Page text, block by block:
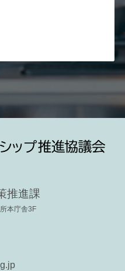
推進課
本庁舎3F